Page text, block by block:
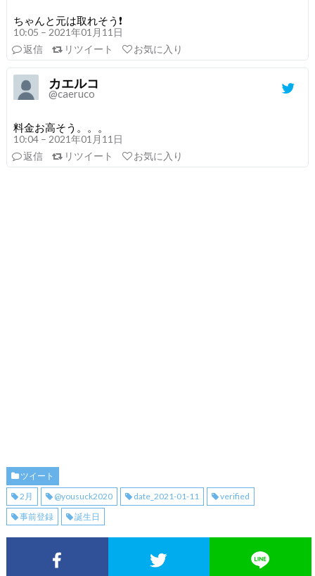
ちゃんと元は取れそう❗️
10:05 – 2021年01月11日
返信
リツイート お気に入り
カエルコ
@caeruco
料金お高そう。。。
10:04 – 2021年01月11日
返信
リツイート お気に入り
ツイート
2月
@yousuck2020 date_2021-01-11
verified
事前登録
誕生日
Facebookでシェア Twitterでシェア